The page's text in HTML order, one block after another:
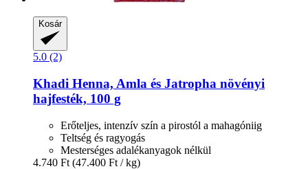
Kosár
5.0 (2)
Khadi Henna, Amla és Jatropha növényi
hajfesték, 100 g
Erőteljes, intenzív szín a pirostól a mahagóniig
Teltség és ragyogás
Mesterséges adalékanyagok nélkül
4.740 Ft (47.400 Ft / kg)